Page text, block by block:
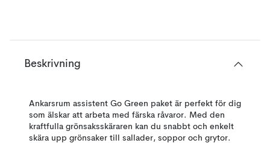
Beskrivning
Ankarsrum assistent Go Green paket är perfekt för dig
som älskar att arbeta med färska råvaror. Med den
kraftfulla grönsaksskäraren kan du snabbt och enkelt
skära upp grönsaker till sallader, soppor och grytor.